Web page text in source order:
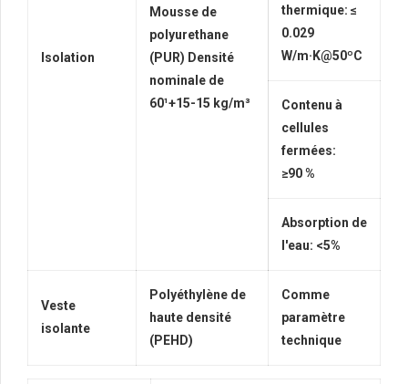
Isolation
Mousse de
polyurethane
(PUR) Densité
nominale de
60¹+15-15 kg/m³
thermique: ≤
0.029
W/m·K@50ºC
Contenu à
cellules
fermées:
≥90 %
Absorption de
l'eau: <5%
Veste
isolante
Polyéthylène de
haute densité
(PEHD)
Comme
paramètre
technique